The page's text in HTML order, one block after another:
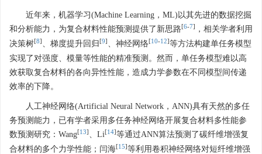
近年来，机器学习(Machine Learning，ML)以其先进的数据挖掘
和分析能力，为复合材料性能预测提供了新思路[6-7]
，相关学者利用
决策树[8] 、梯度提升回归 [9] 、神经网络[10-12]等方法构建单任务模型
实现了对强度、模量等性能的精准预测。然而，单任务模型难以高
效获取复合材料的各向异性性能，造成力学参数在不同模型间传递
效率的下降。
人工神经网络(Artificial Neural Network，ANN)具有天然的多任
务预测能力，已有学者采用多任务神经网络开展复合材料多性能参
数预测研究：Wang[13] 、Li[14]等通过ANN算法预测了碳纤维增强复
合材料的多个力学性能；闫海[15]等利用卷积神经网络对短纤维增强